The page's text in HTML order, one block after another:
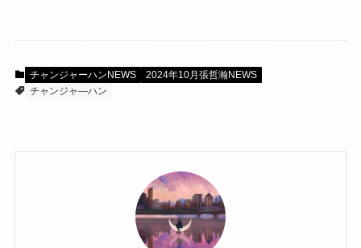
チャンジャーハンNEWS
2024年10月張哲瀚NEWS
チャンジャ―ハン